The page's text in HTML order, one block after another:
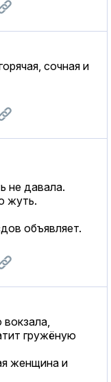
сочная и
не давала.
жуть.
объявляет.
гружёную
женщина и